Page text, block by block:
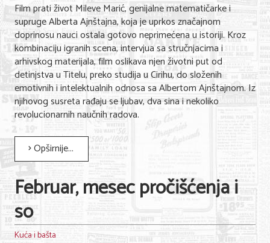
Film prati život Mileve Marić, genijalne matematičarke i
supruge Alberta Ajnštajna, koja je uprkos značajnom
doprinosu nauci ostala gotovo neprimećena u istoriji. Kroz
kombinaciju igranih scena, intervjua sa stručnjacima i
arhivskog materijala, film oslikava njen životni put od
detinjstva u Titelu, preko studija u Cirihu, do složenih
emotivnih i intelektualnih odnosa sa Albertom Ajnštajnom. Iz
njihovog susreta rađaju se ljubav, dva sina i nekoliko
revolucionarnih naučnih radova.
Opširnije...
Februar, mesec pročišćenja i
so
Kuća i bašta